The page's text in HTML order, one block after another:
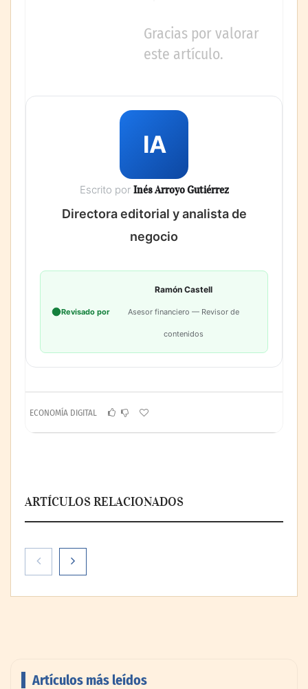
Gracias por valorar
este artículo.
IA
Escrito por Inés Arroyo Gutiérrez
Directora editorial y analista de
negocio
Revisado por
Ramón Castell
Asesor financiero — Revisor de
contenidos
ECONOMÍA DIGITAL
ARTÍCULOS RELACIONADOS
Artículos más leídos